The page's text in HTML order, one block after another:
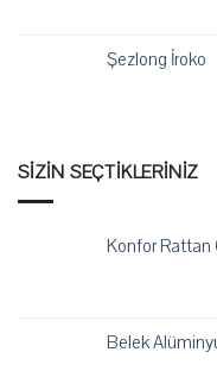
Şezlong İroko
SIZIN SEÇTIKLERINIZ
Konfor Rattan
Belek